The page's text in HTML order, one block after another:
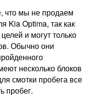
что мы не продаем
Kia Optima, так как
и могут только
Обычно они
несколько блоков
смотки пробега все
пробег.